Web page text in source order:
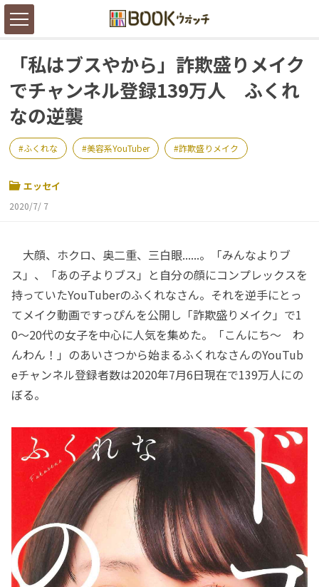
「私はブスやから」詐欺盛りメイク
でチャンネル登録139万人 ふくれ
なの逆襲
ふくれな 美容系YouTuber 詐欺盛りメイク
エッセイ
2020/7/ 7
大顔、ホクロ、奥二重、三白眼......。「みんなよりブ
ス」、「あの子よりブス」と自分の顔にコンプレックスを
持っていたYouTuberのふくれなさん。それを逆手にとっ
てメイク動画ですっぴんを公開し「詐欺盛りメイク」で1
0～20代の女子を中心に人気を集めた。「こんにち～ わ
んわん！」のあいさつから始まるふくれなさんのYouTub
eチャンネル登録者数は2020年7月6日現在で139万人にの
ぼる。